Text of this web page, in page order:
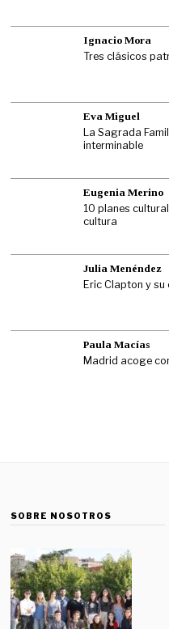
Ignacio Mora
Tres clásicos
Eva Miguel
La Sagrada
interminable
Eugenia Merino
10 planes
cultura
Julia Menéndez
Eric Clapton y su
Paula Macías
Madrid acoge
SOBRE NOSOTROS